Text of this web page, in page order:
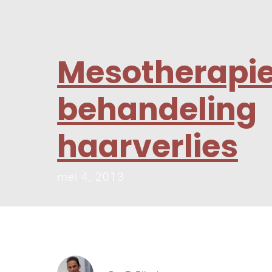
behandeling
haarverlies